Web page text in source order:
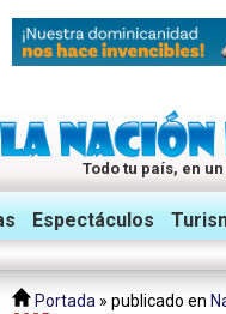
Todo tu país, en
Twitter Facebook
Espectáculos
Portada » publicado en